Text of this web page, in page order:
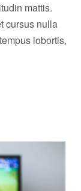
mattis.
cursus nulla
lobortis,